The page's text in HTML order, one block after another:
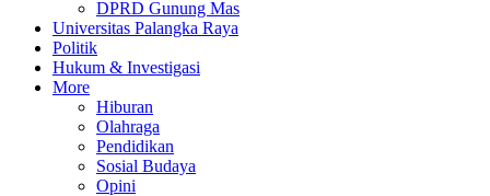
DPRD Gunung Mas
Universitas Palangka Raya
Politik
Hukum & Investigasi
More
Hiburan
Olahraga
Pendidikan
Sosial Budaya
Opini